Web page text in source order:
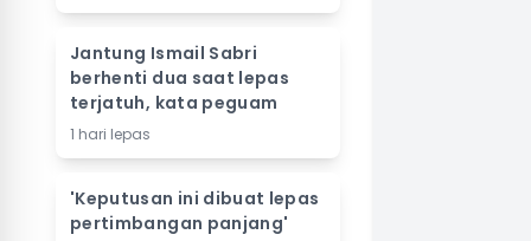
Jantung Ismail Sabri
berhenti dua saat lepas
terjatuh, kata peguam
1 hari lepas
'Keputusan ini dibuat lepas
pertimbangan panjang'